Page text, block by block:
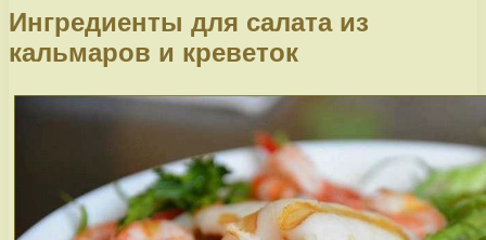
Ингредиенты для салата из
кальмаров и креветок